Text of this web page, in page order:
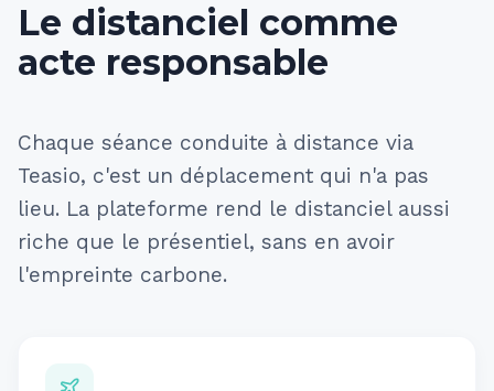
Le distanciel comme
acte responsable
Chaque séance conduite à distance via
Teasio, c'est un déplacement qui n'a pas
lieu. La plateforme rend le distanciel aussi
riche que le présentiel, sans en avoir
l'empreinte carbone.